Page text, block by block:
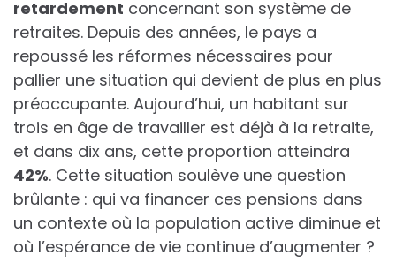
retardement concernant son système de
retraites. Depuis des années, le pays a
repoussé les réformes nécessaires pour
pallier une situation qui devient de plus en plus
préoccupante. Aujourd’hui, un habitant sur
trois en âge de travailler est déjà à la retraite,
et dans dix ans, cette proportion atteindra
42%. Cette situation soulève une question
brûlante : qui va financer ces pensions dans
un contexte où la population active diminue et
où l’espérance de vie continue d’augmenter ?